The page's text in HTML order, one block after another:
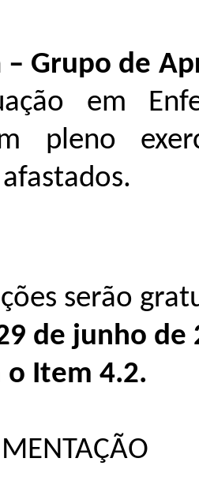
– Grupo de
em
pleno
serão
de junho de
o Item 4.2.